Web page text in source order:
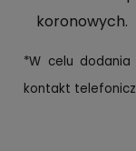
koronowych.
*W celu
kontakt